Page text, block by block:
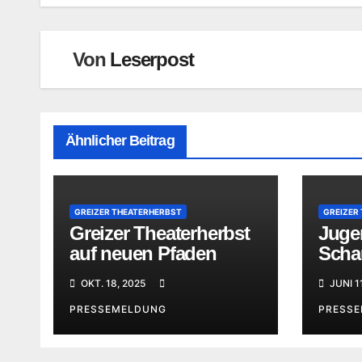
Von Leserpost
Ähnlicher Beitrag
GREIZER THEATERHERBST
Greizer Theaterherbst
auf neuen Pfaden
OKT. 18, 2025
PRESSEMELDUNG
GREIZER
JUNI